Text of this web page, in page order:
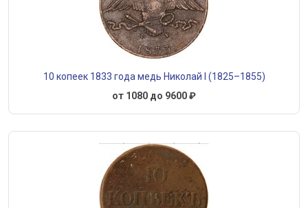
10 копеек 1833 года медь Николай I (1825–1855)
от 1080 до 9600 ₽